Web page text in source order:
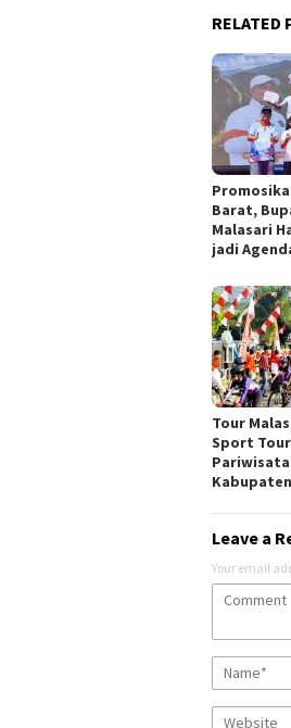
RELATED
Barat,
Malasari
jadi
Tour
Sport
Leave a
Your email